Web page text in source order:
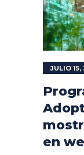
JULIO
en